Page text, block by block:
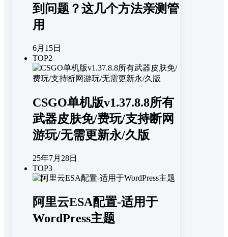
到问题？这几个方法亲测管
用
6月15日
TOP2
CSGO单机版v1.37.8.8所有
武器皮肤免/费玩/支持断网
游玩/无需更新永/久版
25年7月28日
TOP3
阿里云ESA配置-适用于
WordPress主题